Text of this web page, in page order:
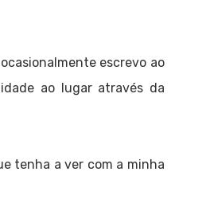
escrevo ao
ao lugar através da
tenha a ver com a minha